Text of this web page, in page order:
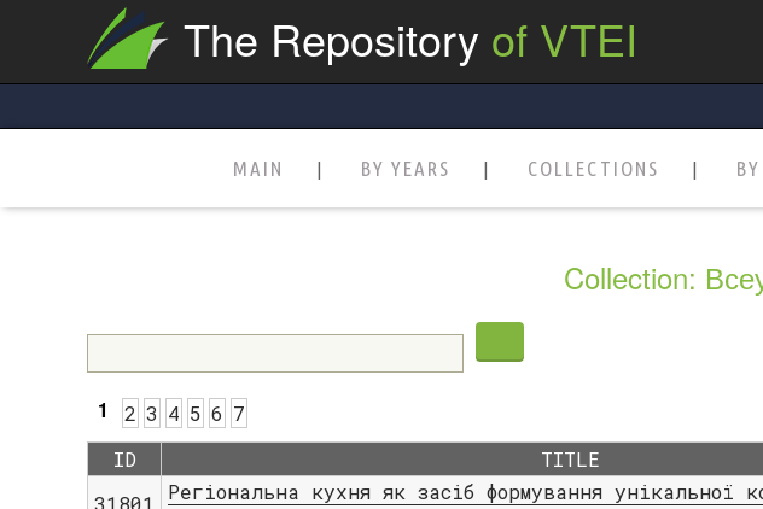
The Repository of VTEI
MAIN BY YEARS COLLECTIONS
Collection:
1 2 3 4 5 6 7
ID
TITLE
31801
Регіональна кухня як засіб формування унікальної